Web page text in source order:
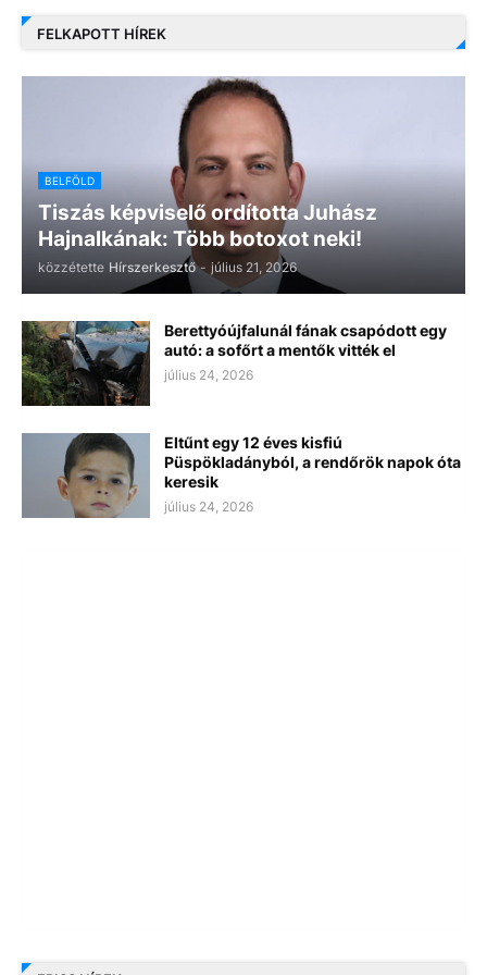
FELKAPOTT HÍREK
BELFÖLD
Tiszás képviselő ordította Juhász
Hajnalkának: Több botoxot neki!
közzétette Hírszerkesztő - július 21, 2026
Berettyóújfalunál fának csapódott egy
autó: a sofőrt a mentők vitték el
július 24, 2026
Eltűnt egy 12 éves kisfiú
Püspökladányból, a rendőrök napok óta
keresik
július 24, 2026